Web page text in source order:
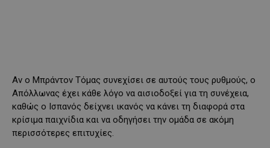
Αν ο Μπράντον Τόμας συνεχίσει σε αυτούς τους ρυθμούς, ο
Απόλλωνας έχει κάθε λόγο να αισιοδοξεί για τη συνέχεια,
καθώς ο Ισπανός δείχνει ικανός να κάνει τη διαφορά στα
κρίσιμα παιχνίδια και να οδηγήσει την ομάδα σε ακόμη
περισσότερες επιτυχίες.